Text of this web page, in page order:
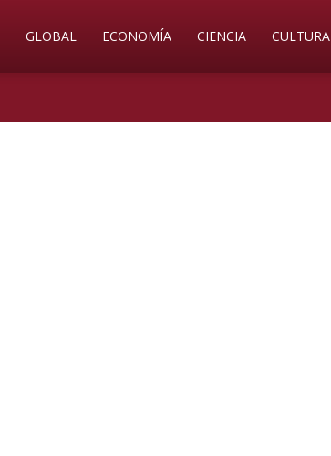
GLOBAL ECONOMÍA CIENCIA CULTURA